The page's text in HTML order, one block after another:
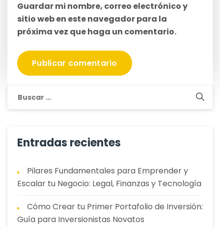
Guardar mi nombre, correo electrónico y
sitio web en este navegador para la
próxima vez que haga un comentario.
Entradas recientes
Pilares Fundamentales para Emprender y
Escalar tu Negocio: Legal, Finanzas y Tecnología
Cómo Crear tu Primer Portafolio de Inversión:
Guía para Inversionistas Novatos